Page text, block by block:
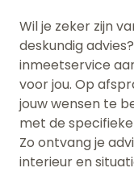
Wil je zeker zijn
deskundig
inmeetservice
voor jou. Op
jouw wensen te
met de
Zo ontvang je
interieur en